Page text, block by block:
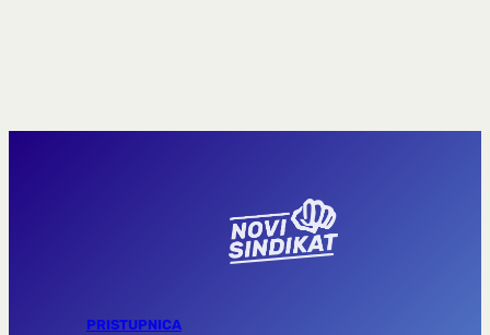
PRISTUPNICA